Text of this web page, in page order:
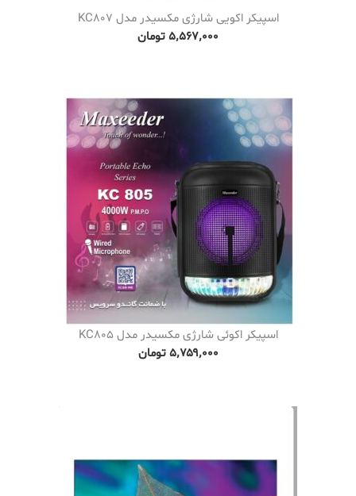
اسپیکر اکویی شارژی مکسیدر مدل KC807
۵٬۵۶۷٬۰۰۰تومان
اسپیکر اکوئی شارژی مکسیدر مدل KC805
۵٬۷۵۹٬۰۰۰ تومان